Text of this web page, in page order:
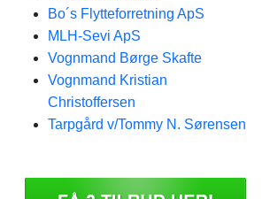
Bo´s Flytteforretning ApS
MLH-Sevi ApS
Vognmand Børge Skafte
Vognmand Kristian
Christoffersen
Tarpgård v/Tommy N. Sørensen